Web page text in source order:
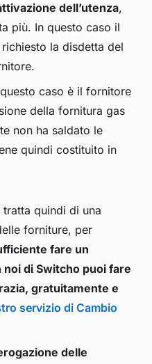
dell’utenza,
più. In questo caso il
la disdetta del
caso è il fornitore
della fornitura gas
non ha saldato le
quindi costituito in
quindi di una
forniture, per
fare un
noi di Switcho puoi fare
gratuitamente e
servizio di Cambio
delle